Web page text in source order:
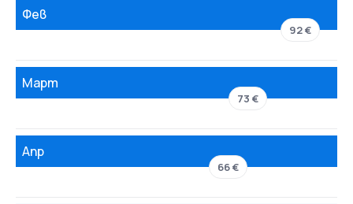
Фев
92 €
Март
73 €
Апр
66 €